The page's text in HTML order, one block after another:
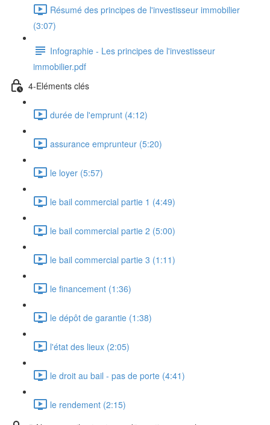
Résumé des principes de l'investisseur immobilier
(3:07)
Infographie - Les principes de l'investisseur
immobilier.pdf
4-Eléments clés
durée de l'emprunt (4:12)
assurance emprunteur (5:20)
le loyer (5:57)
le bail commercial partie 1 (4:49)
le bail commercial partie 2 (5:00)
le bail commercial partie 3 (1:11)
le financement (1:36)
le dépôt de garantie (1:38)
l'état des lieux (2:05)
le droit au bail - pas de porte (4:41)
le rendement (2:15)